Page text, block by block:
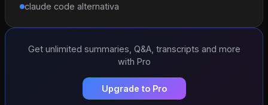
claude code alternativa
Get unlimited summaries, Q&A, transcripts and more
with Pro
Upgrade to Pro